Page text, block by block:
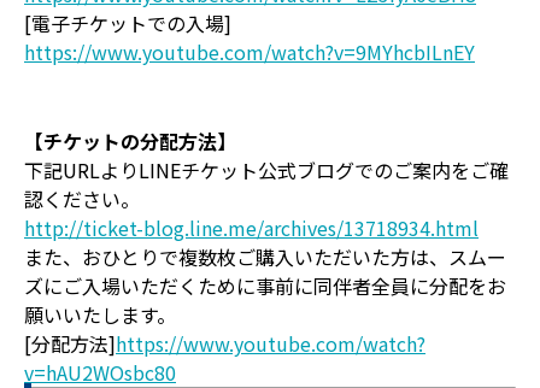
[電子チケットでの入場]
https://www.youtube.com/watch?v=9MYhcbILnEY
【チケットの分配方法】
下記URLよりLINEチケット公式ブログでのご案内をご確
認ください。
http://ticket-blog.line.me/archives/13718934.html
また、おひとりで複数枚ご購入いただいた方は、スムー
ズにご入場いただくために事前に同伴者全員に分配をお
願いいたします。
[分配方法]https://www.youtube.com/watch?
v=hAU2WOsbc80